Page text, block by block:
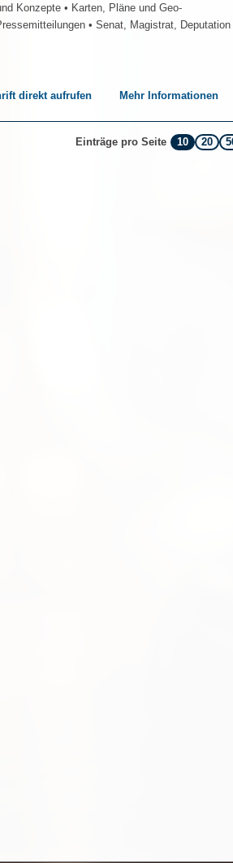
Konzepte • Karten, Pläne und Geo-
• Senat, Magistrat, Deputation
direkt aufrufen Mehr Informationen
Einträge pro Seite 10 20